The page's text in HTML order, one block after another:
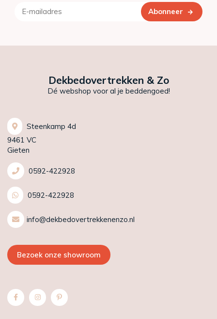
Abonneer
Dekbedovertrekken & Zo
Dé webshop voor al je beddengoed!
Steenkamp 4d
9461 VC
Gieten
0592-422928
0592-422928
info@dekbedovertrekkenenzo.nl
Bezoek onze showroom